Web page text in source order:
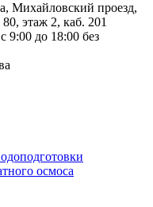
Михайловский проезд,
80, этаж 2, каб. 201
9:00 до 18:00 без
осмоса